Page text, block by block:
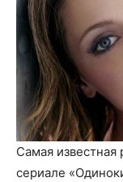
Самая
сериале